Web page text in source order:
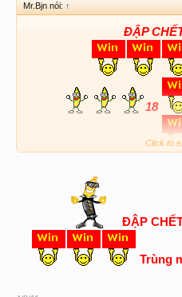
Mr.Bjn nói: ↑
ĐẬP
18
Click to
ĐẬP
Trùng